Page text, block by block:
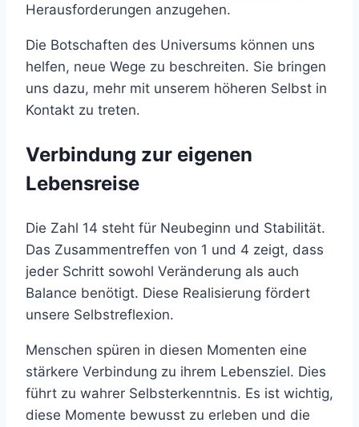
Herausforderungen anzugehen.
Die Botschaften des Universums können uns
helfen, neue Wege zu beschreiten. Sie bringen
uns dazu, mehr mit unserem höheren Selbst in
Kontakt zu treten.
Verbindung zur eigenen
Lebensreise
Die Zahl 14 steht für Neubeginn und Stabilität.
Das Zusammentreffen von 1 und 4 zeigt, dass
jeder Schritt sowohl Veränderung als auch
Balance benötigt. Diese Realisierung fördert
unsere Selbstreflexion.
Menschen spüren in diesen Momenten eine
stärkere Verbindung zu ihrem Lebensziel. Dies
führt zu wahrer Selbsterkenntnis. Es ist wichtig,
diese Momente bewusst zu erleben und die